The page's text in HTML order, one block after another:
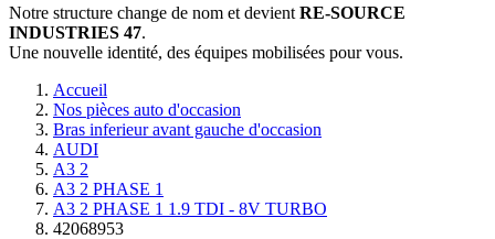
Notre structure change de nom et devient RE-SOURCE
INDUSTRIES 47.
Une nouvelle identité, des équipes mobilisées pour vous.
Accueil
Nos pièces auto d'occasion
Bras inferieur avant gauche d'occasion
AUDI
A3 2
A3 2 PHASE 1
A3 2 PHASE 1 1.9 TDI - 8V TURBO
42068953